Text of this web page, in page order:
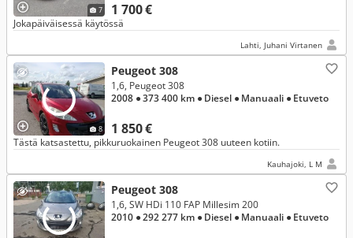
7 1 700 €
Jokapäiväisessä käytössä
Lahti, Juhani Virtanen
8
Peugeot 308
1 850 €
1,6, Peugeot 308
2008 ● 373 400 km ● Diesel ● Manuaali ● Etuveto
Tästä katsastettu, pikkuruokainen Peugeot 308 uuteen kotiin.
Kauhajoki, L M
Peugeot 308
1,6, SW HDi 110 FAP Millesim 200
2010 ● 292 277 km ● Diesel ● Manuaali ● Etuveto